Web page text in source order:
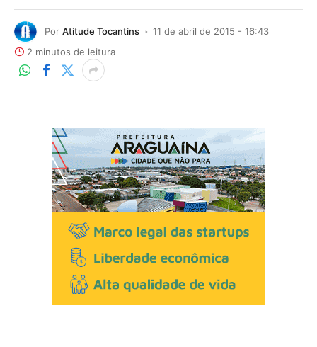
Por Atitude Tocantins
11 de abril de 2015 - 16:43
2 minutos de leitura